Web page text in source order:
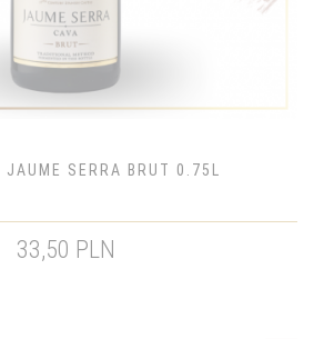
JAUME SERRA BRUT 0.75L
33,50 PLN